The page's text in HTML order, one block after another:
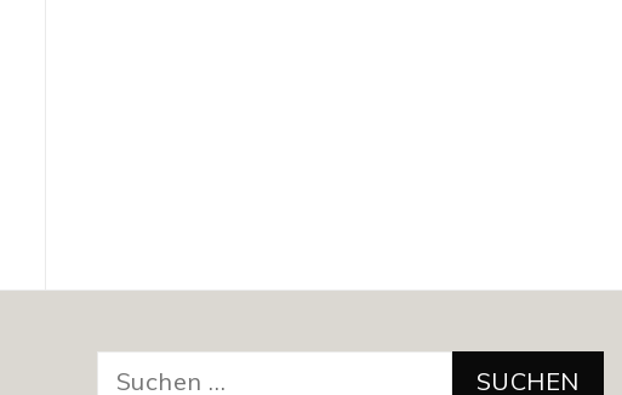
nach: